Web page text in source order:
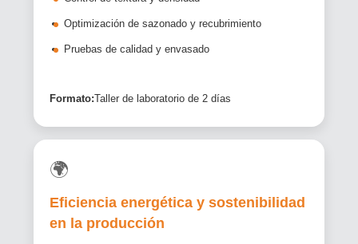
Optimización de sazonado y recubrimiento
Pruebas de calidad y envasado
Formato:Taller de laboratorio de 2 días
🌍
Eficiencia energética y sostenibilidad
en la producción